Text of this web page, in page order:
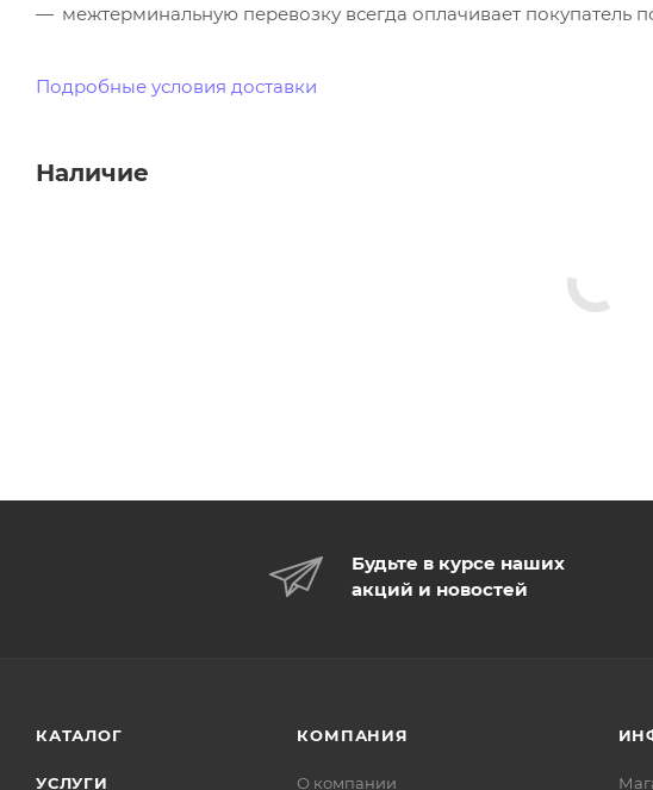
межтерминальную перевозку всегда оплачивает покупатель
Подробные условия доставки
Наличие
Будьте в курсе наших
акций и новостей
КАТАЛОГ
УСЛУГИ
КОМПАНИЯ
О компании